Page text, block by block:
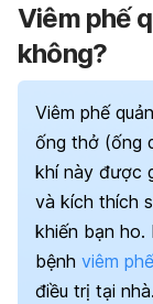
Viêm phế
không?
Viêm phế
ống thở (ống
khí này được
và kích thích
khiến bạn ho.
bệnh viêm
điều trị tại